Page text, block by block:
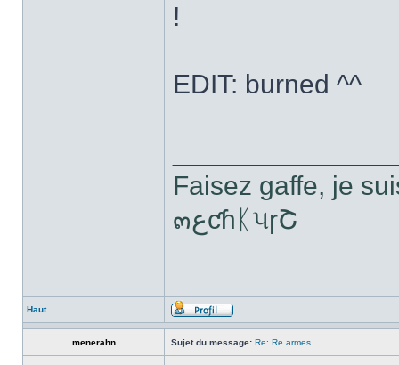
!
EDIT: burned ^^
Faisez gaffe, je
๓ﻉƈɦᛕપɼՇ
Haut
menerahn Sujet du message: Re: Re armes